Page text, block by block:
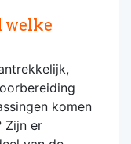
welke
komen
Zijn er